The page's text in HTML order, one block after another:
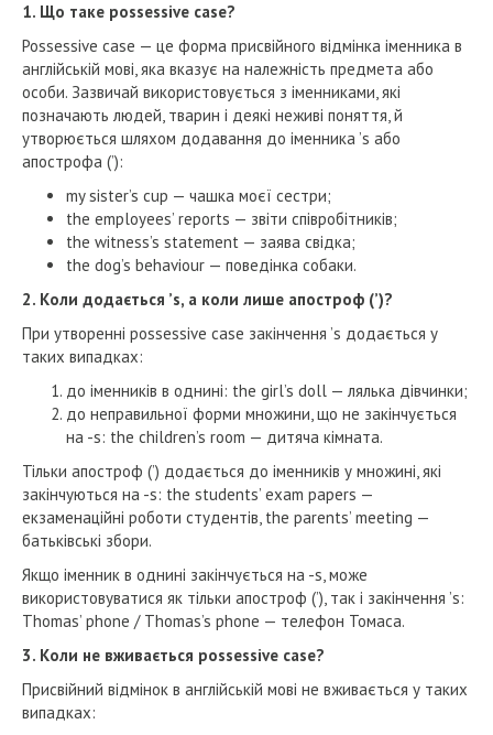
1. Що таке possessive case?
Possessive case — це форма присвійного відмінка іменника в
англійській мові, яка вказує на належність предмета або
особи. Зазвичай використовується з іменниками, які
позначають людей, тварин і деякі неживі поняття, й
утворюється шляхом додавання до іменника ’s або
апострофа (’):
my sister’s cup — чашка моєї сестри;
the employees’ reports — звіти співробітників;
the witness’s statement — заява свідка;
the dog’s behaviour — поведінка собаки.
2. Коли додається ’s, а коли лише апостроф (’)?
При утворенні possessive case закінчення ’s додається у
таких випадках:
до іменників в однині: the girl’s doll — лялька дівчинки;
до неправильної форми множини, що не закінчується
на -s: the children’s room — дитяча кімната.
Тільки апостроф (’) додається до іменників у множині, які
закінчуються на -s: the students’ exam papers —
екзаменаційні роботи студентів, the parents’ meeting —
батьківські збори.
Якщо іменник в однині закінчується на -s, може
використовуватися як тільки апостроф (’), так і закінчення ’s:
Thomas’ phone / Thomas’s phone — телефон Томаса.
3. Коли не вживається possessive case?
Присвійний відмінок в англійській мові не вживається у таких
випадках: